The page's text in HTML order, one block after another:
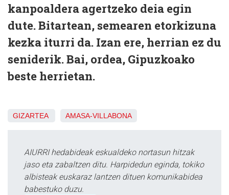
kanpoaldera agertzeko deia egin
dute. Bitartean, semearen etorkizuna
kezka iturri da. Izan ere, herrian ez du
seniderik. Bai, ordea, Gipuzkoako
beste herrietan.
GIZARTEA AMASA-VILLABONA
AIURRI hedabideak eskualdeko nortasun hitzak
jaso eta zabaltzen ditu. Harpidedun eginda, tokiko
albisteak euskaraz lantzen dituen komunikabidea
babestuko duzu.